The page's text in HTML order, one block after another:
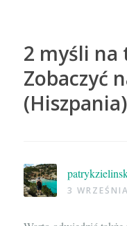
2 myśli na
Zobaczyć
(Hiszpania)
3